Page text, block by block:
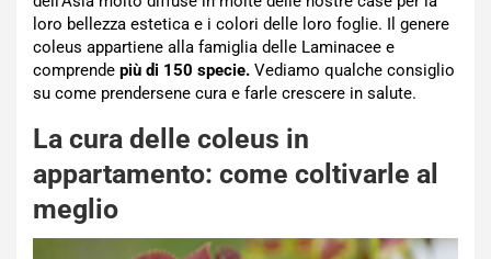
loro bellezza estetica e i colori delle loro foglie. Il genere
coleus appartiene alla famiglia delle Laminacee e
comprende più di 150 specie. Vediamo qualche consiglio
su come prendersene cura e farle crescere in salute.
La cura delle coleus in
appartamento: come coltivarle al
meglio